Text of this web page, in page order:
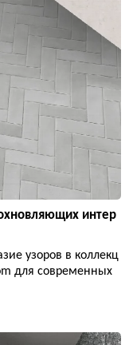
интер
узоров в коллекц
для современных